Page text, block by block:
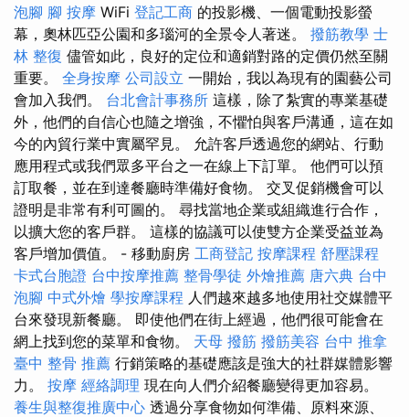
泡腳 腳 按摩 WiFi 登記工商 的投影機、一個電動投影螢
幕，奧林匹亞公園和多瑙河的全景令人著迷。 撥筋教學 士
林 整復 儘管如此，良好的定位和適銷對路的定價仍然至關
重要。 全身按摩 公司設立 一開始，我以為現有的園藝公司
會加入我們。 台北會計事務所 這樣，除了紮實的專業基礎
外，他們的自信心也隨之增強，不懼怕與客戶溝通，這在如
今的內貿行業中實屬罕見。 允許客戶透過您的網站、行動
應用程式或我們眾多平台之一在線上下訂單。 他們可以預
訂取餐，並在到達餐廳時準備好食物。 交叉促銷機會可以
證明是非常有利可圖的。 尋找當地企業或組織進行合作，
以擴大您的客戶群。 這樣的協議可以使雙方企業受益並為
客戶增加價值。 - 移動廚房 工商登記 按摩課程 舒壓課程
卡式台胞證 台中按摩推薦 整骨學徒 外燴推薦 唐六典 台中
泡腳 中式外燴 學按摩課程 人們越來越多地使用社交媒體平
台來發現新餐廳。 即使他們在街上經過，他們很可能會在
網上找到您的菜單和食物。 天母 撥筋 撥筋美容 台中 推拿
臺中 整骨 推薦 行銷策略的基礎應該是強大的社群媒體影響
力。 按摩 經絡調理 現在向人們介紹餐廳變得更加容易。
養生與整復推廣中心 透過分享食物如何準備、原料來源、